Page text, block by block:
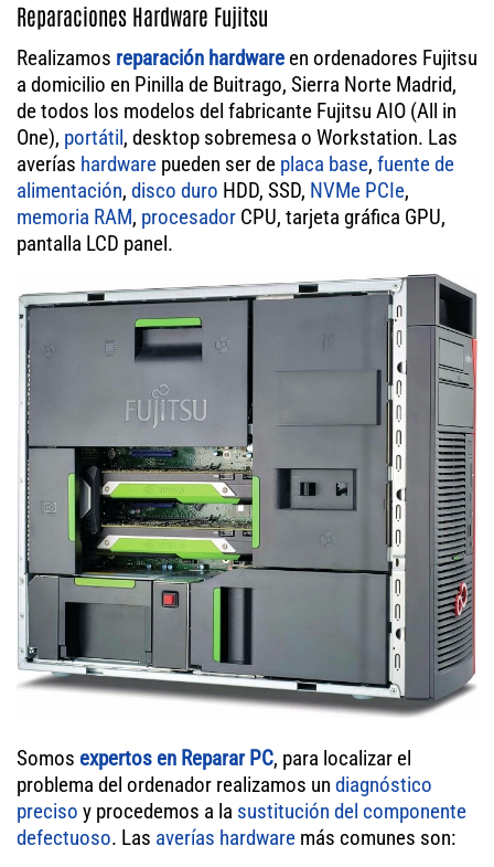
Reparaciones Hardware Fujitsu
Realizamos reparación hardware en ordenadores Fujitsu
a domicilio en Pinilla de Buitrago, Sierra Norte Madrid,
de todos los modelos del fabricante Fujitsu AIO (All in
One), portátil, desktop sobremesa o Workstation. Las
averías hardware pueden ser de placa base, fuente de
alimentación, disco duro HDD, SSD, NVMe PCIe,
memoria RAM, procesador CPU, tarjeta gráfica GPU,
pantalla LCD panel.
Somos expertos en Reparar PC, para localizar el
problema del ordenador realizamos un diagnóstico
preciso y procedemos a la sustitución del componente
defectuoso. Las averías hardware más comunes son: